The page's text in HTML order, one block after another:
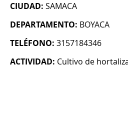
CIUDAD: SAMACA
DEPARTAMENTO: BOYACA
TELÉFONO: 3157184346
ACTIVIDAD: Cultivo de